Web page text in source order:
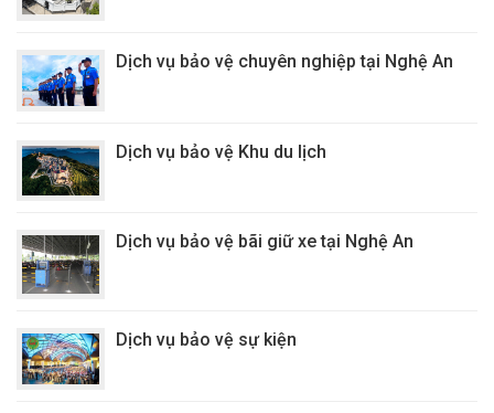
Dịch vụ bảo vệ chuyên nghiệp tại Nghệ An
Dịch vụ bảo vệ Khu du lịch
Dịch vụ bảo vệ bãi giữ xe tại Nghệ An
Dịch vụ bảo vệ sự kiện